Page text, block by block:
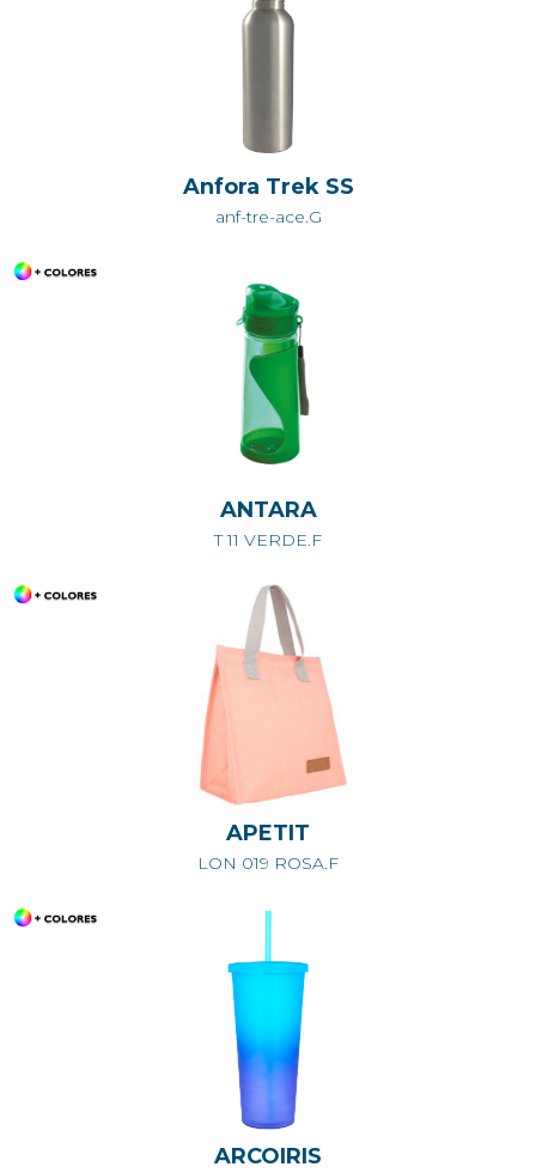
Anfora Trek SS
anf-tre-ace.G
ANTARA
T 11 VERDE.F
APETIT
LON 019 ROSA.F
ARCOIRIS